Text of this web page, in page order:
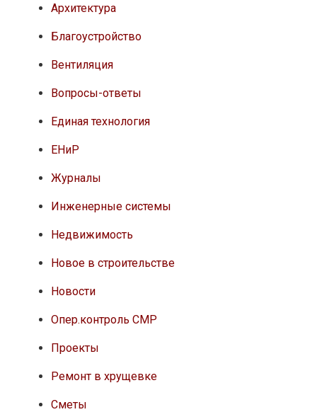
Архитектура
Благоустройство
Вентиляция
Вопросы-ответы
Единая технология
ЕНиР
Журналы
Инженерные системы
Недвижимость
Новое в строительстве
Новости
Опер.контроль СМР
Проекты
Ремонт в хрущевке
Сметы